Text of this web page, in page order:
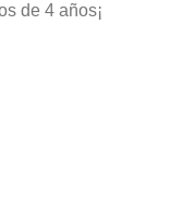
de 4 años¡